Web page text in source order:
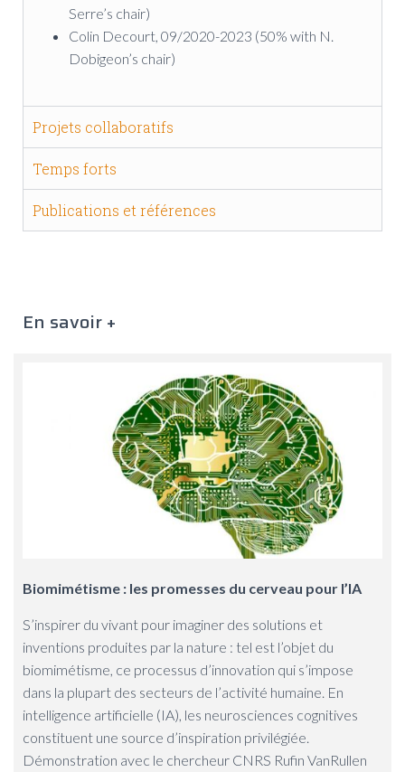
Serre’s chair)
Colin Decourt, 09/2020-2023 (50% with N.
Dobigeon’s chair)
Projets collaboratifs
Temps forts
Publications et références
En savoir +
Biomimétisme : les promesses du cerveau pour l’IA
S’inspirer du vivant pour imaginer des solutions et
inventions produites par la nature : tel est l’objet du
biomimétisme, ce processus d’innovation qui s’impose
dans la plupart des secteurs de l’activité humaine. En
intelligence artificielle (IA), les neurosciences cognitives
constituent une source d’inspiration privilégiée.
Démonstration avec le chercheur CNRS Rufin VanRullen